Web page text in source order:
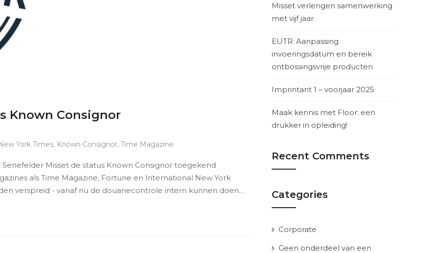
Known Consignor
York Times, Known Consignor, Time Magazine
Misset de status Known Consignor toegekend
als Time Magazine, Fortune en International New York
verspreid - vanaf nu de douanecontrole intern kunnen doen…
Misset verlengen samenwerking
met vijf jaar
EUTR: Aanpassing
invoeringsdatum en bereik
ontbossingsvrije producten
Imprintant 1 – voorjaar 2025
Maak kennis met Floor: een
drukker in opleiding!
Recent Comments
Categories
Corporate
Geen onderdeel van een